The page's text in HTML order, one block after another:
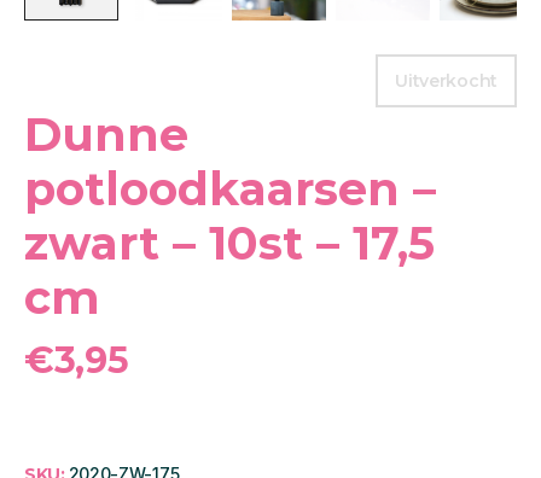
Uitverkocht
Dunne
potloodkaarsen –
zwart – 10st – 17,5
cm
€3,95